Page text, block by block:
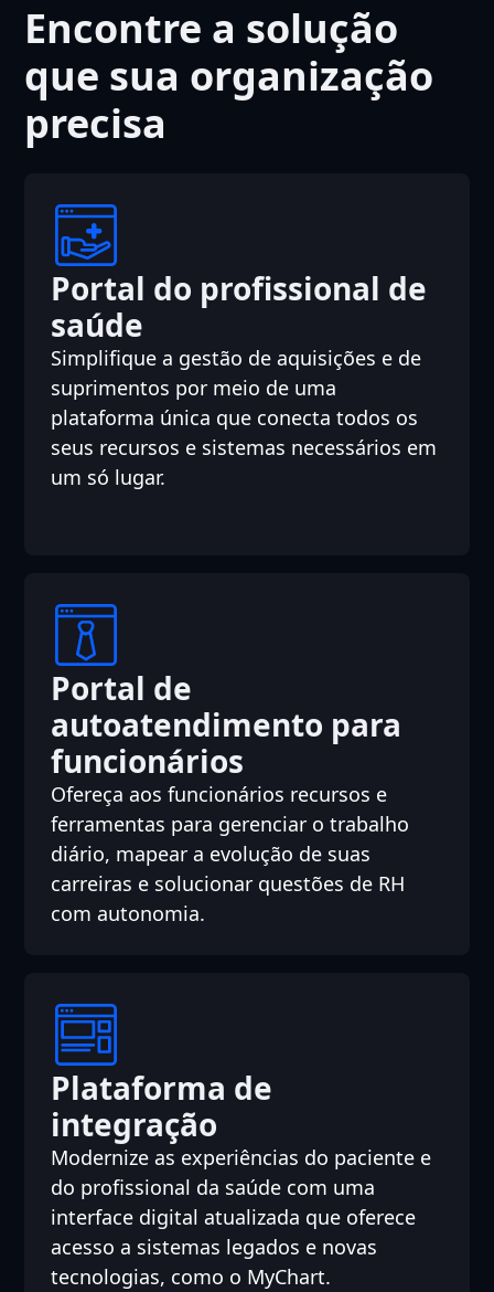
Encontre a solução
que sua organização
precisa
Portal do profissional de
saúde
Simplifique a gestão de aquisições e de
suprimentos por meio de uma
plataforma única que conecta todos os
seus recursos e sistemas necessários em
um só lugar.
Portal de
autoatendimento para
funcionários
Ofereça aos funcionários recursos e
ferramentas para gerenciar o trabalho
diário, mapear a evolução de suas
carreiras e solucionar questões de RH
com autonomia.
Plataforma de
integração
Modernize as experiências do paciente e
do profissional da saúde com uma
interface digital atualizada que oferece
acesso a sistemas legados e novas
tecnologias, como o MyChart.